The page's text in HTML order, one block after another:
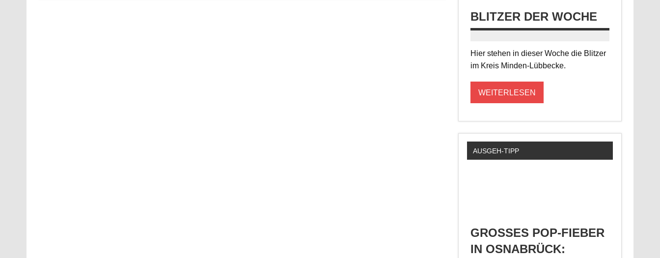
BLITZER DER WOCHE
Hier stehen in dieser Woche die Blitzer
im Kreis Minden-Lübbecke.
WEITERLESEN
AUSGEH-TIPP
GROSSES POP-FIEBER I
N OSNABRÜCK: S